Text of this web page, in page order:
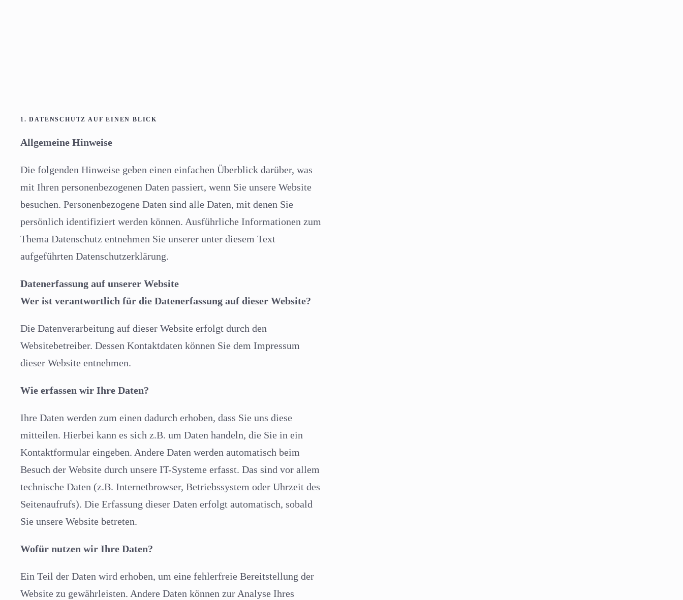
1. DATENSCHUTZ AUF EINEN BLICK
Allgemeine Hinweise
Die folgenden Hinweise geben einen einfachen Überblick darüber, was
mit Ihren personenbezogenen Daten passiert, wenn Sie unsere Website
besuchen. Personenbezogene Daten sind alle Daten, mit denen Sie
persönlich identifiziert werden können. Ausführliche Informationen zum
Thema Datenschutz entnehmen Sie unserer unter diesem Text
aufgeführten Datenschutzerklärung.
Datenerfassung auf unserer Website
Wer ist verantwortlich für die Datenerfassung auf dieser Website?
Die Datenverarbeitung auf dieser Website erfolgt durch den
Websitebetreiber. Dessen Kontaktdaten können Sie dem Impressum
dieser Website entnehmen.
Wie erfassen wir Ihre Daten?
Ihre Daten werden zum einen dadurch erhoben, dass Sie uns diese
mitteilen. Hierbei kann es sich z.B. um Daten handeln, die Sie in ein
Kontaktformular eingeben. Andere Daten werden automatisch beim
Besuch der Website durch unsere IT-Systeme erfasst. Das sind vor allem
technische Daten (z.B. Internetbrowser, Betriebssystem oder Uhrzeit des
Seitenaufrufs). Die Erfassung dieser Daten erfolgt automatisch, sobald
Sie unsere Website betreten.
Wofür nutzen wir Ihre Daten?
Ein Teil der Daten wird erhoben, um eine fehlerfreie Bereitstellung der
Website zu gewährleisten. Andere Daten können zur Analyse Ihres